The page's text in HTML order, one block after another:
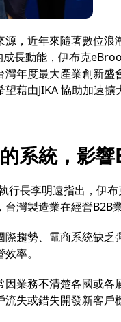
，近年來隨著數位
長動能，伊布克
年度最大產業創新盛
藉由JIKA 協助加速擴
系統，影
行長李明遠指出，伊
灣製造業在經營B2B
趨勢、電商系統缺
率。
業務不清楚各國或
失或錯失開發新客戶